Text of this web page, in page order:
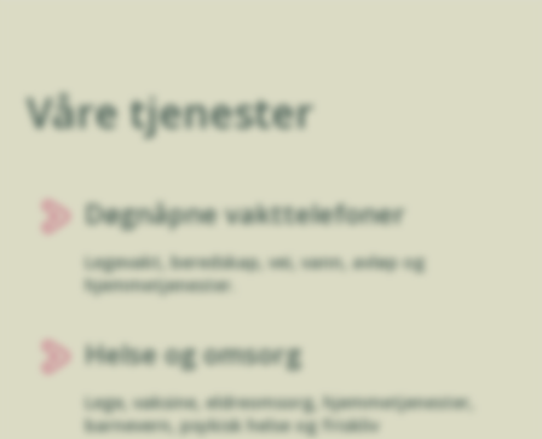
Våre tjenester
Døgnåpne vakttelefoner
Legevakt, beredskap, vei, vann, avløp og
hjemmetjenester.
Helse og omsorg
Lege, vaksine, eldreomsorg, hjemmetjenester,
barnevern, psykisk helse og friskliv